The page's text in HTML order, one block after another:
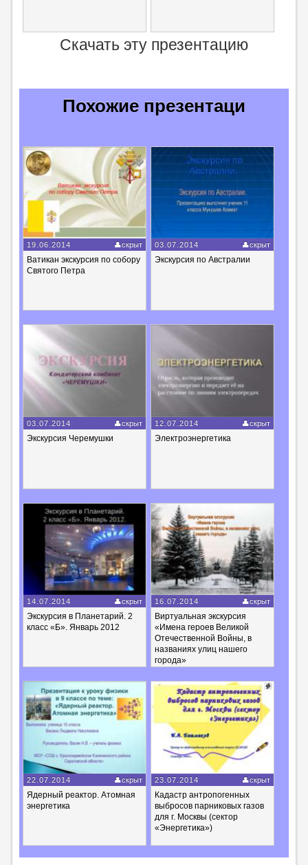
Скачать эту презентацию
Похожие презентаци
19.06.2014 скрыт
Ватикан экскурсия по собору
Святого Петра
03.07.2014 скрыт
Экскурсия по Австралии
03.07.2014 скрыт
Экскурсия Черемушки
12.07.2014 скрыт
Электроэнергетика
14.07.2014 скрыт
Экскурсия в Планетарий. 2
класс «Б». Январь 2012
16.07.2014 скрыт
Виртуальная экскурсия
«Имена героев Великой
Отечественной Войны, в
названиях улиц нашего
города»
22.07.2014 скрыт
Ядерный реактор. Атомная
энергетика
23.07.2014 скрыт
Кадастр антропогенных
выбросов парниковых газов
для г. Москвы (сектор
«Энергетика»)